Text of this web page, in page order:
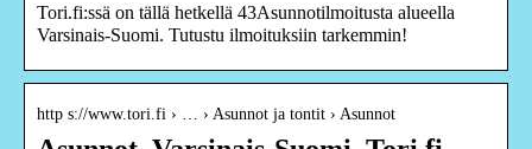
Tori.fi:ssä on tällä hetkellä 43Asunnotilmoitusta alueella
Varsinais-Suomi. Tutustu ilmoituksiin tarkemmin!
http s://www.tori.fi › … › Asunnot ja tontit › Asunnot